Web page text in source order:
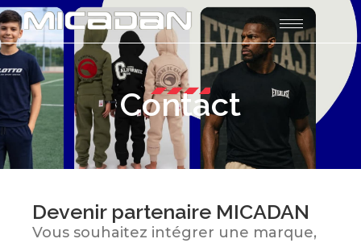
Contact
Devenir partenaire MICADAN
Vous souhaitez intégrer une marque,